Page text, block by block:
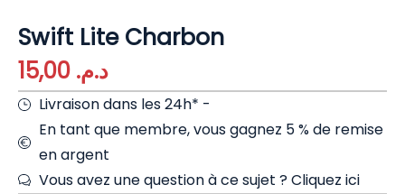
Swift Lite Charbon
د.م.
Livraison dans les 24h* -
En tant que membre, vous gagnez 5 % de remise
en argent
Vous avez une question à ce sujet ?Cliquez ici